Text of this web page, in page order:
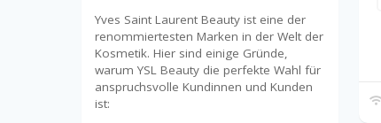
Yves Saint Laurent Beauty ist eine der
renommiertesten Marken in der Welt der
Kosmetik. Hier sind einige Gründe,
warum YSL Beauty die perfekte Wahl für
anspruchsvolle Kundinnen und Kunden
ist: